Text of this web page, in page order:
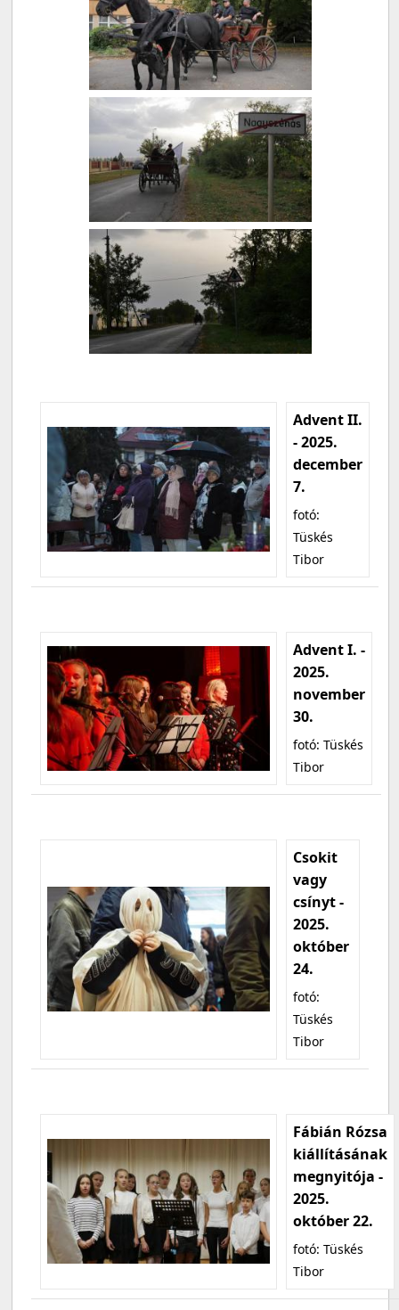
Advent II.
- 2025.
december
7.
fotó:
Tüskés
Tibor
Advent I. -
2025.
november
30.
fotó: Tüskés
Tibor
Csokit
vagy
csínyt -
2025.
október
24.
fotó:
Tüskés
Tibor
Fábián Rózsa
kiállításának
megnyitója -
2025.
október 22.
fotó: Tüskés
Tibor